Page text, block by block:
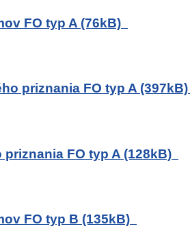
FO typ A (76kB)
priznania FO typ A (397kB)
FO typ A (128kB)
FO typ B (135kB)